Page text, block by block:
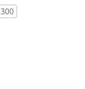
300